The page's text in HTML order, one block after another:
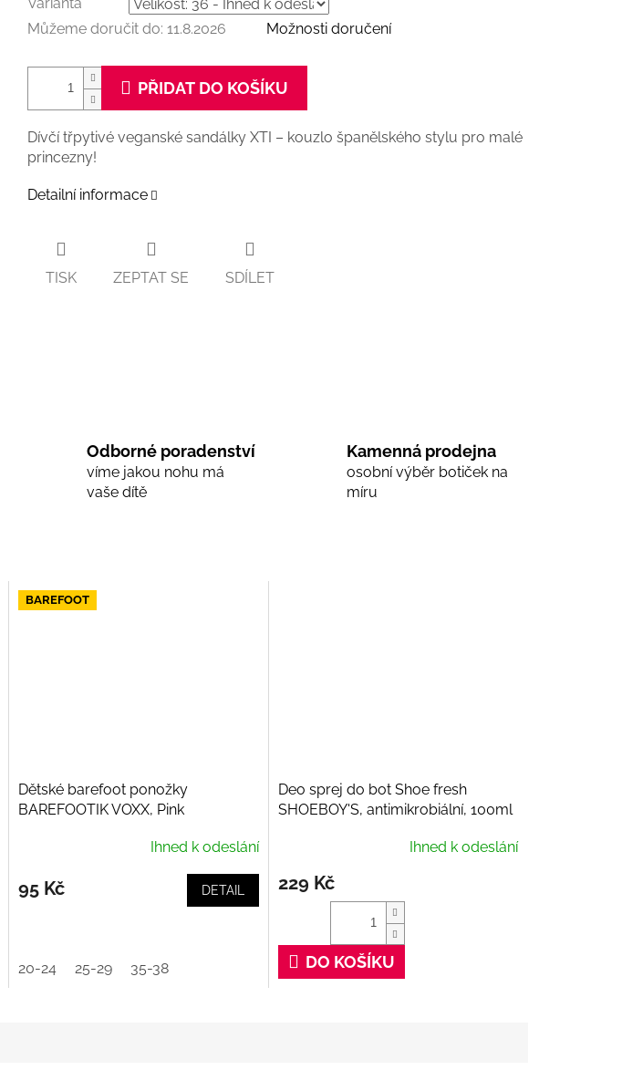
Varianta
Můžeme doručit do: 11.8.2026 Možnosti doručení
PŘIDAT DO KOŠÍKU
Dívčí třpytivé veganské sandálky XTI – kouzlo španělského stylu pro malé
princezny!
Detailní informace
TISK ZEPTAT SE SDÍLET
Odborné poradenství
víme jakou nohu má
vaše dítě
Kamenná prodejna
osobní výběr botiček na
míru
BAREFOOT
Dětské barefoot ponožky
BAREFOOTIK VOXX, Pink
Ihned k odeslání
95 Kč DETAIL
20-24 25-29 35-38
Deo sprej do bot Shoe fresh
SHOEBOY'S, antimikrobiální, 100ml
Ihned k odeslání
229 Kč
DO KOŠÍKU